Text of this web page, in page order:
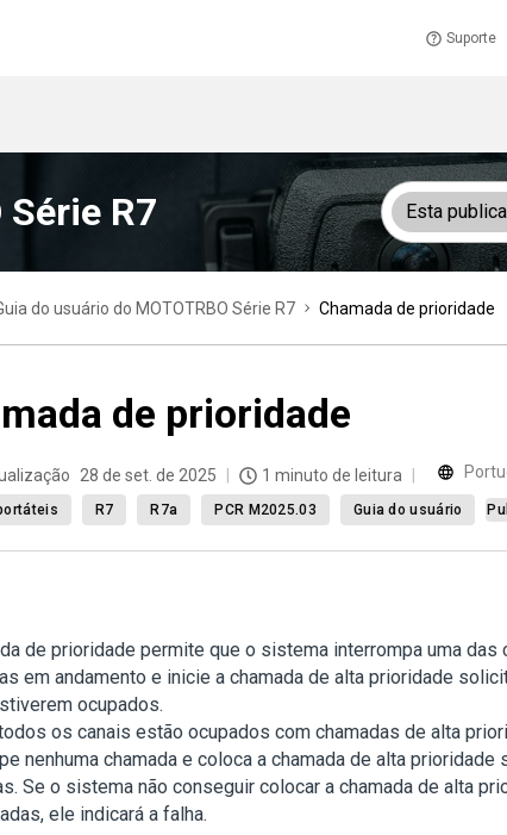
Suporte
Série R7 Esta
do usuário do MOTOTRBO Série R7 Chamada de prioridade
de prioridade
28 de set. de 2025 1 minuto de leitura
R7 R7a PCR M2025.03 Guia do usuário
de prioridade permite que o sistema interrompa uma das
em andamento e inicie a chamada de alta prioridade
ocupados.
os canais estão ocupados com chamadas de alta
nenhuma chamada e coloca a chamada de alta prioridade
Se o sistema não conseguir colocar a chamada de alta
ele indicará a falha.